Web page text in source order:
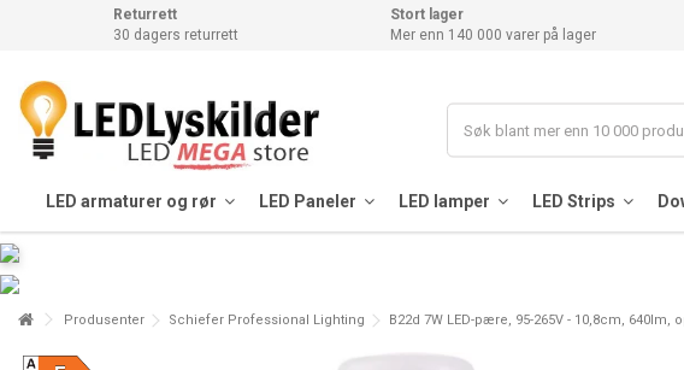
Returrett
30 dagers returrett
Stort lager
Mer enn 140 000 varer på lager
LED armaturer og rør LED Paneler LED lamper LED Strips
Produsenter Schiefer Professional Lighting B22d 7W LED-pære, 95-265V - 10,8cm, 640lm,